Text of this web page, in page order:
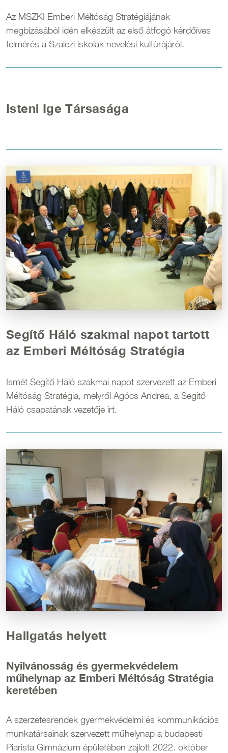
Az MSZKI Emberi Méltóság Stratégiájának
megbízásából idén elkészült az első átfogó kérdőíves
felmérés a Szalézi iskolák nevelési kultúrájáról.
Isteni Ige Társasága
Kép
Segítő Háló szakmai napot tartott
az Emberi Méltóság Stratégia
Ismét Segítő Háló szakmai napot szervezett az Emberi
Méltóság Stratégia, melyről Agócs Andrea, a Segítő
Háló csapatának vezetője írt.
Kép
Hallgatás helyett
Nyilvánosság és gyermekvédelem
műhelynap az Emberi Méltóság Stratégia
keretében
A szerzetesrendek gyermekvédelmi és kommunikációs
munkatársainak szervezett műhelynap a budapesti
Piarista Gimnázium épületében zajlott 2022. október